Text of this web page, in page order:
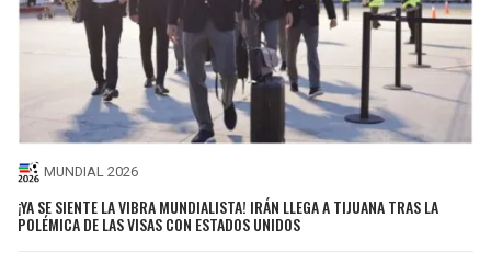
MUNDIAL 2026
¡YA SE SIENTE LA VIBRA MUNDIALISTA! IRÁN LLEGA A TIJUANA TRAS LA
POLÉMICA DE LAS VISAS CON ESTADOS UNIDOS